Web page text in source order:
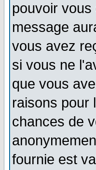
pouvoir
message
vous avez
si vous ne
que vous
raisons pour
chances de
fournie est